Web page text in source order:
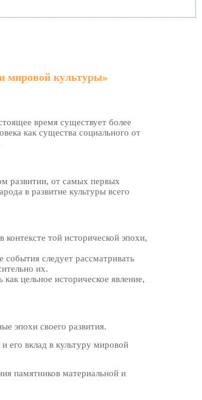
мировой культуры»
время существует более
как существа социального от
развитии, от самых первых
в развитие культуры всего
той исторической эпохи,
следует рассматривать
их.
цельное историческое явление,
эпохи своего развития.
его вклад в культуру мировой
памятников материальной и